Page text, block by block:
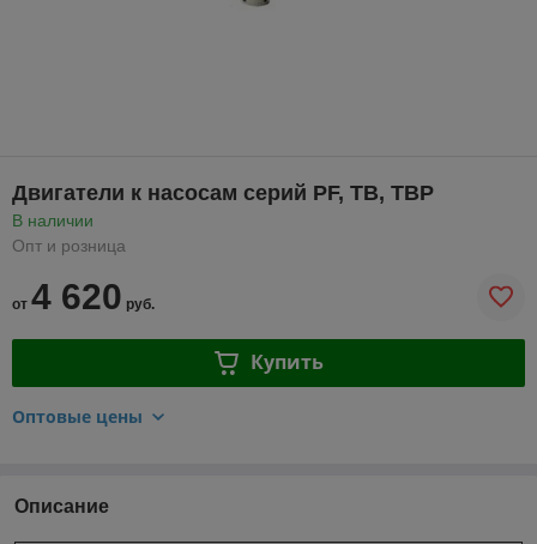
Двигатели к насосам серий PF, TB, TBP
В наличии
Опт и розница
от 4 620 руб.
Купить
Оптовые цены
Описание